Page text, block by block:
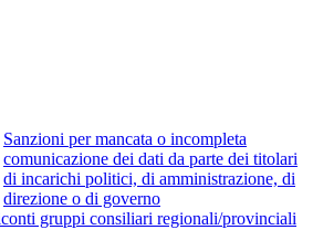
Sanzioni per mancata o incompleta
comunicazione dei dati da parte dei titolari
di incarichi politici, di amministrazione, di
direzione o di governo
gruppi consiliari regionali/provinciali